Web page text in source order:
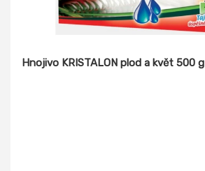
Hnojivo KRISTALON plod a květ 500 g